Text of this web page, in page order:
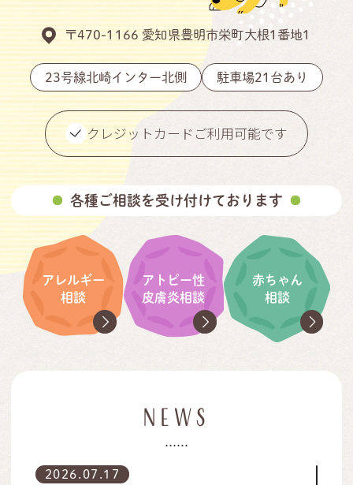
〒470-1166 愛知県豊明市栄町大根1番地1
23号線北崎インター北側 駐車場21台あり
クレジットカード ご利用可能です
各種ご相談を受け付けております
アレルギー
相談
アトピー性
皮膚炎相談
赤ちゃん
相談
NEWS
2026.07.17